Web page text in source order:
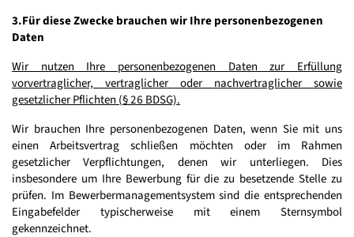
3.Für diese Zwecke brauchen wir Ihre personenbezogenen
Daten
Wir nutzen Ihre personenbezogenen Daten zur Erfüllung
vorvertraglicher, vertraglicher oder nachvertraglicher sowie
gesetzlicher Pflichten (§ 26 BDSG).
Wir brauchen Ihre personenbezogenen Daten, wenn Sie mit uns
einen Arbeitsvertrag schließen möchten oder im Rahmen
gesetzlicher Verpflichtungen, denen wir unterliegen. Dies
insbesondere um Ihre Bewerbung für die zu besetzende Stelle zu
prüfen. Im Bewerbermanagementsystem sind die entsprechenden
Eingabefelder typischerweise mit einem Sternsymbol
gekennzeichnet.